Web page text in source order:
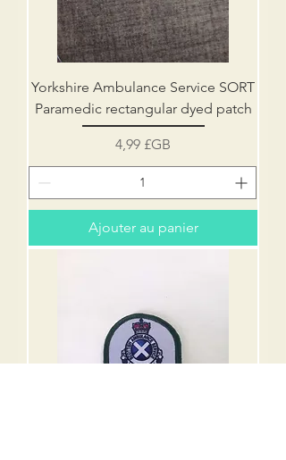
Yorkshire Ambulance Service SORT
Paramedic rectangular dyed patch
Prix
4,99 £GB
Ajouter au panier